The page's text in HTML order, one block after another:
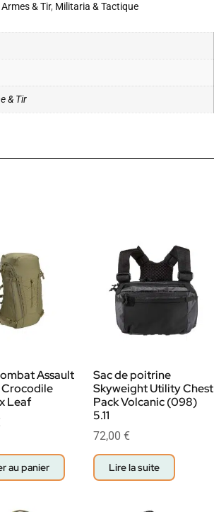
Armes & Tir, Militaria & Tactique
& Tir
Assault
Leaf
au panier
Sac de poitrine
Skyweight Utility Chest
Pack Volcanic (098)
5.11
72,00 €
Lire la suite